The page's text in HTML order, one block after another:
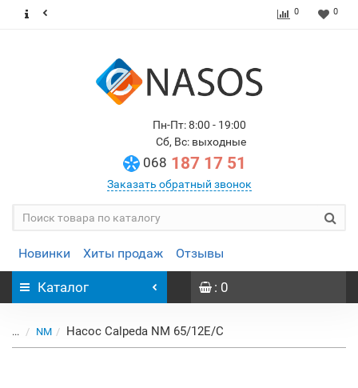
0 0
Пн-Пт: 8:00 - 19:00
Сб, Вс: выходные
068 187 17 51
Заказать обратный звонок
Новинки Хиты продаж Отзывы
Каталог : 0
... NM Насос Calpeda NM 65/12E/C